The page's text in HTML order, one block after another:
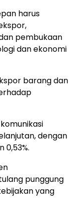
harus
pembukaan
dan ekonomi
barang dan
dengan
0,53%.
punggung
yang